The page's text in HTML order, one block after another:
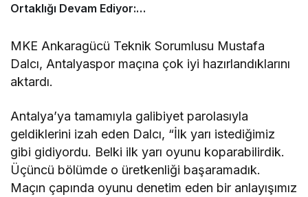
Ortaklığı Devam Ediyor:
MKE Ankaragücü Teknik Sorumlusu Mustafa
Dalcı, Antalyaspor maçına çok iyi hazırlandıklarını
aktardı.
Antalya’ya tamamıyla galibiyet parolasıyla
geldiklerini izah eden Dalcı, “İlk yarı istediğimiz
gibi gidiyordu. Belki ilk yarı oyunu koparabilirdik.
Üçüncü bölümde o üretkenliği başaramadık.
Maçın çapında oyunu denetim eden bir anlayışımız